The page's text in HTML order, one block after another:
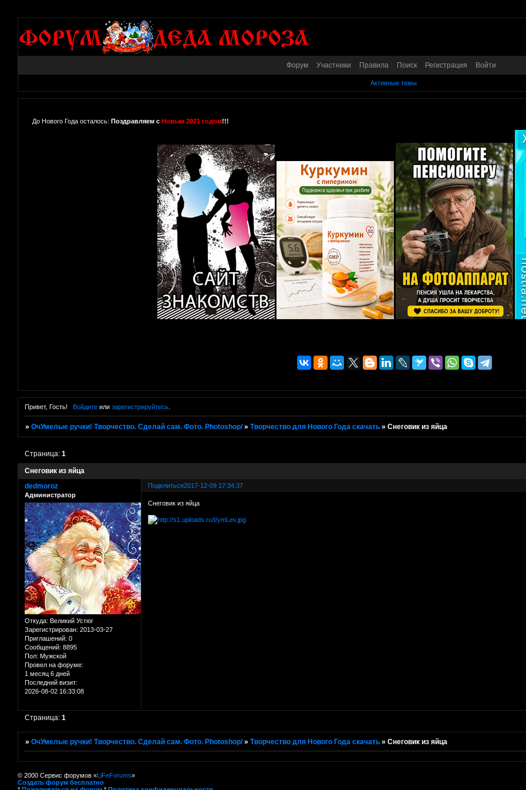
Форум Участники Правила Поиск Регистрация Войти
Активные темы
До Нового Года осталось: Поздравляем с Новым 2021 годом!!!
Привет, Гость! Войдитеили зарегистрируйтесь.
»ОчУмелые ручки! Творчество. Сделай сам. Фото. Photoshop/ »Творчество для Нового Года скачать »Снеговик из яйца
Снеговик из яйца
Страница:1
Поделиться2017-12-09 17:34:37
dedmoroz
Администратор
Откуда: Великий Устюг
Зарегистрирован: 2013-03-27
Приглашений: 0
Сообщений: 8895
Пол: Мужской
Провел на форуме:
1 месяц 6 дней
Последний визит:
2026-08-02 16:33:08
Снеговик из яйца
Страница:1
»ОчУмелые ручки! Творчество. Сделай сам. Фото. Photoshop/ »Творчество для Нового Года скачать »Снеговик из яйца
© 2000 Сервис форумов «LiFeForums»
Создать форум бесплатно